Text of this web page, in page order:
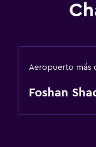
Aeropuerto más
Foshan